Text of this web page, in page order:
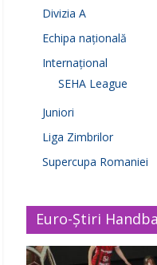
Divizia A
Echipa națională
Internațional
SEHA League
Juniori
Liga Zimbrilor
Supercupa Romaniei
Euro-Știri